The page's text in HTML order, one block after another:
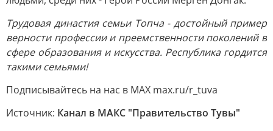
Трудовая династия семьи Топча - достойный пример
верности профессии и преемственности поколений в
сфере образования и искусства. Республика гордится
такими семьями!
Подписывайтесь на нас в МАХ max.ru/r_tuva
Источник: Канал в МАКС "Правительство Тувы"